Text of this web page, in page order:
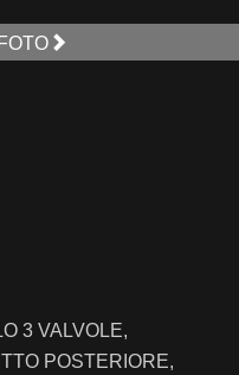
3 VALVOLE,
POSTERIORE,